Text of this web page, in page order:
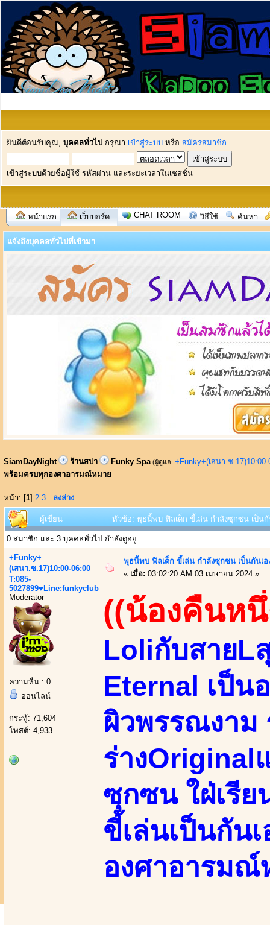
ยินดีต้อนรับคุณ, บุคคลทั่วไป กรุณา เข้าสู่ระบบ หรือ สมัครสมาชิก
เข้าสู่ระบบด้วยชื่อผู้ใช้ รหัสผ่าน และระยะเวลาในเซสชั่น
หน้าแรก เว็บบอร์ด CHAT ROOM วิธีใช้ ค้นหา
แจ้งถึงบุคคลทั่วไปที่เข้ามา
SiamDayNight ร้านสปา Funky Spa (ผู้ดูแล: +Funky+(เสนา.ซ
พร้อมครบทุกองศาอารมณ์หมาย
หน้า: [1] 2 3 ลงล่าง
ผู้เขียน หัวข้อ: พุธนี้พบ ฟิลเด็ก ขี้เล่น กำลังซุกซน เป็น
0 สมาชิก และ 3 บุคคลทั่วไป กำลังดูอยู่
+Funky+
(เสนา.ซ.17)10:00-06:00
T:085-
5027899♥Line:funkyclub
Moderator
ความหื่น : 0
ออนไลน์
กระทู้: 71,604
โพสต์: 4,933
พุธนี้พบ ฟิลเด็ก ขี้เล่น กำลังซุกซน เป็นกัน
« เมื่อ: 03:02:20 AM 03 เมษายน 2024 »
((น้องคืนห
LoliกับสายL
Eternal เป็น
ผิวพรรณงาม
ร่างOriginal
ซุกซน ใฝ่เรีย
ขี้เล่นเป็นกัน
องศาอารมณ์